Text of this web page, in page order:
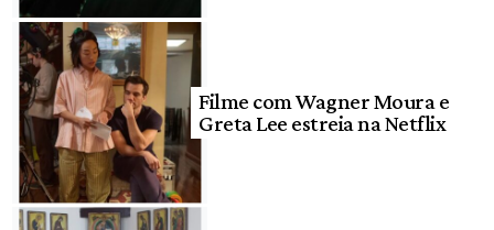
Filme com Wagner Moura e
Greta Lee estreia na Netflix